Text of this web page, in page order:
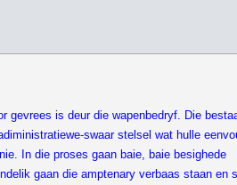
gevrees is deur die wapenbedryf. Die
swaar stelsel wat hulle
In die proses gaan baie, baie besighede
gaan die amptenary verbaas staan en